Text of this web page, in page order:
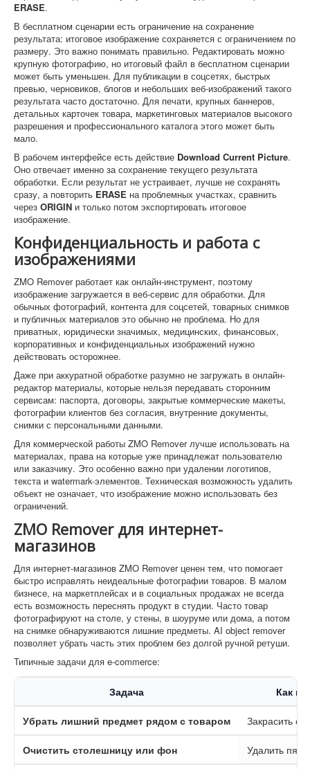
ERASE.
В бесплатном сценарии есть ограничение на сохранение
результата: итоговое изображение сохраняется с ограничением по
размеру. Это важно понимать правильно. Редактировать можно
крупную фотографию, но итоговый файл в бесплатном сценарии
может быть уменьшен. Для публикации в соцсетях, быстрых
превью, черновиков, блогов и небольших веб-изображений такого
результата часто достаточно. Для печати, крупных баннеров,
детальных карточек товара, маркетинговых материалов высокого
разрешения и профессионального каталога этого может быть
мало.
В рабочем интерфейсе есть действие Download Current Picture.
Оно отвечает именно за сохранение текущего результата
обработки. Если результат не устраивает, лучше не сохранять
сразу, а повторить ERASE на проблемных участках, сравнить
через ORIGIN и только потом экспортировать итоговое
изображение.
Конфиденциальность и работа с
изображениями
ZMO Remover работает как онлайн-инструмент, поэтому
изображение загружается в веб-сервис для обработки. Для
обычных фотографий, контента для соцсетей, товарных снимков
и публичных материалов это обычно не проблема. Но для
приватных, юридически значимых, медицинских, финансовых,
корпоративных и конфиденциальных изображений нужно
действовать осторожнее.
Даже при аккуратной обработке разумно не загружать в онлайн-
редактор материалы, которые нельзя передавать сторонним
сервисам: паспорта, договоры, закрытые коммерческие макеты,
фотографии клиентов без согласия, внутренние документы,
снимки с персональными данными.
Для коммерческой работы ZMO Remover лучше использовать на
материалах, права на которые уже принадлежат пользователю
или заказчику. Это особенно важно при удалении логотипов,
текста и watermark-элементов. Техническая возможность удалить
объект не означает, что изображение можно использовать без
ограничений.
ZMO Remover для интернет-
магазинов
Для интернет-магазинов ZMO Remover ценен тем, что помогает
быстро исправлять неидеальные фотографии товаров. В малом
бизнесе, на маркетплейсах и в социальных продажах не всегда
есть возможность переснять продукт в студии. Часто товар
фотографируют на столе, у стены, в шоуруме или дома, а потом
на снимке обнаруживаются лишние предметы. AI object remover
позволяет убрать часть этих проблем без долгой ручной ретуши.
Типичные задачи для e-commerce:
Задача Как
Убрать лишний предмет рядом с товаром Закрасить
Очистить столешницу или фон Удалить